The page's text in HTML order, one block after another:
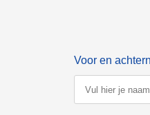
Voor en